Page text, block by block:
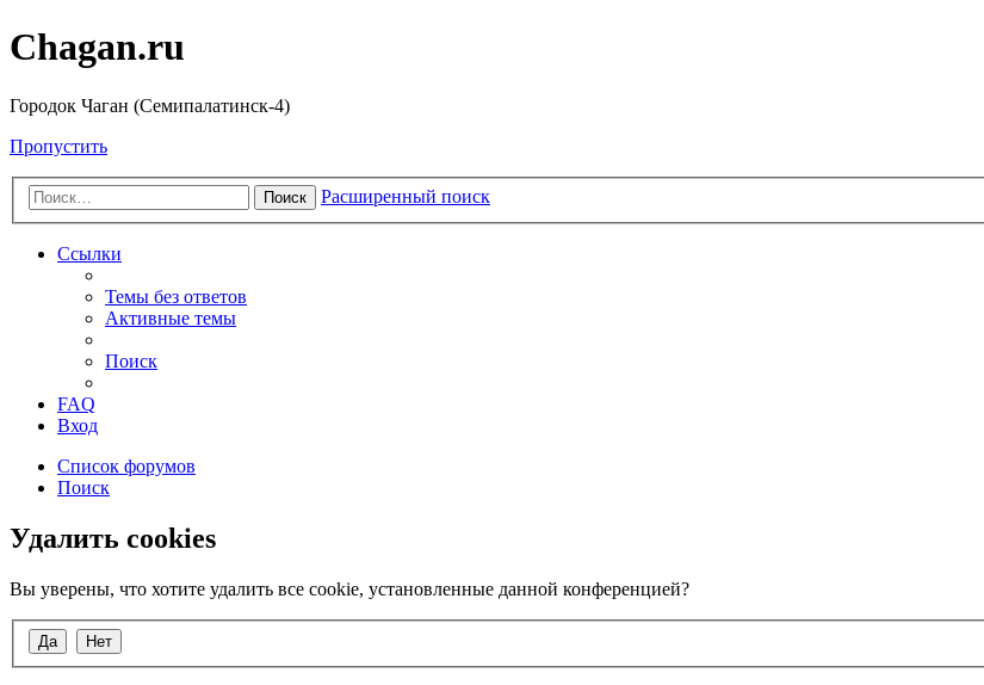
Chagan.ru
Городок Чаган (Семипалатинск-4)
Пропустить
Поиск Расширенный поиск
Ссылки
Темы без ответов
Активные темы
Поиск
FAQ
Вход
Список форумов
Поиск
Удалить cookies
Вы уверены, что хотите удалить все cookie, установленные данной конференцией?